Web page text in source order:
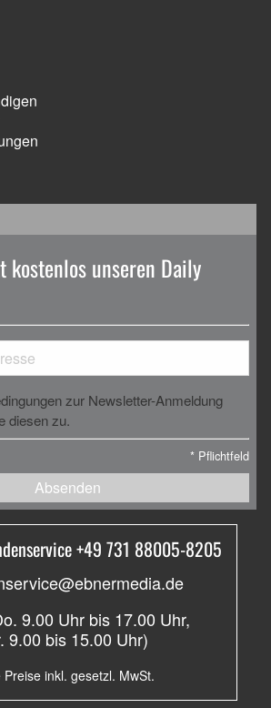
kostenlos unseren Daily
zur Newsletter-Anmeldung
diesen zu.
* Pflichtfeld
Absenden
+49 731 88005-8205
9.00 Uhr bis 17.00 Uhr,
9.00 bis 15.00 Uhr)
Preise inkl. gesetzl. MwSt.